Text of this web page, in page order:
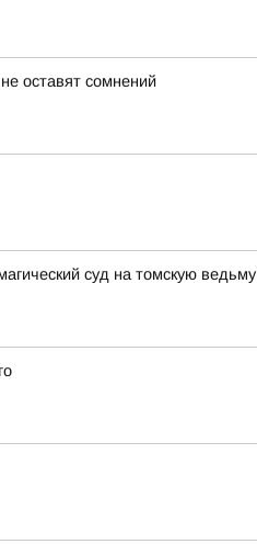
оставят сомнений
суд на томскую ведьму